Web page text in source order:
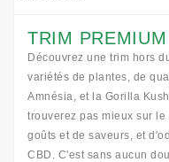
TRIM
Découvrez une trim hors
variétés de plantes, de
Amnésia, et la Gorilla
trouverez pas mieux sur
goûts et de saveurs, et
CBD. C'est sans aucun